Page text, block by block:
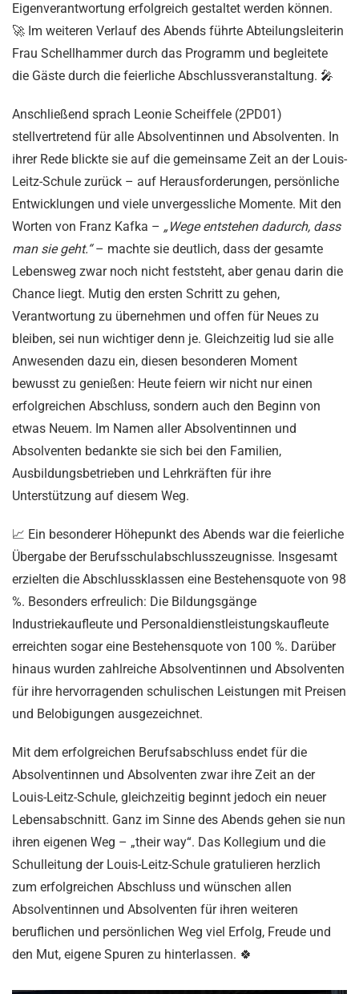
Eigenverantwortung erfolgreich gestaltet werden können.
🚀 Im weiteren Verlauf des Abends führte Abteilungsleiterin
Frau Schellhammerdurch das Programm und begleitete
die Gäste durch die feierliche Abschlussveranstaltung. 🎤
Anschließend sprach Leonie Scheiffele (2PD01)
stellvertretend für alle Absolventinnen und Absolventen. In
ihrer Rede blickte sie auf die gemeinsame Zeit an der Louis-
Leitz-Schule zurück – auf Herausforderungen, persönliche
Entwicklungen und viele unvergessliche Momente. Mit den
Worten von Franz Kafka – „Wege entstehen dadurch, dass
man sie geht.“– machte sie deutlich, dass der gesamte
Lebensweg zwar noch nicht feststeht, aber genau darin die
Chance liegt. Mutig den ersten Schritt zu gehen,
Verantwortung zu übernehmen und offen für Neues zu
bleiben, sei nun wichtiger denn je. Gleichzeitig lud sie alle
Anwesenden dazu ein, diesen besonderen Moment
bewusst zu genießen: Heute feiern wir nicht nur einen
erfolgreichen Abschluss, sondern auch den Beginn von
etwas Neuem. Im Namen aller Absolventinnen und
Absolventen bedankte sie sich bei den Familien,
Ausbildungsbetrieben und Lehrkräften für ihre
Unterstützung auf diesem Weg.
📈 Ein besonderer Höhepunkt des Abends war die feierliche
Übergabe der Berufsschulabschlusszeugnisse. Insgesamt
erzielten die Abschlussklassen eine Bestehensquote von 98
%. Besonders erfreulich: Die Bildungsgänge
Industriekaufleute und Personaldienstleistungskaufleute
erreichten sogar eine Bestehensquote von 100 %. Darüber
hinaus wurden zahlreiche Absolventinnen und Absolventen
für ihre hervorragenden schulischen Leistungen mit Preisen
und Belobigungen ausgezeichnet.
Mit dem erfolgreichen Berufsabschluss endet für die
Absolventinnen und Absolventen zwar ihre Zeit an der
Louis-Leitz-Schule, gleichzeitig beginnt jedoch ein neuer
Lebensabschnitt. Ganz im Sinne des Abends gehen sie nun
ihren eigenen Weg – „their way“. Das Kollegium und die
Schulleitung der Louis-Leitz-Schule gratulieren herzlich
zum erfolgreichen Abschluss und wünschen allen
Absolventinnen und Absolventen für ihren weiteren
beruflichen und persönlichen Weg viel Erfolg, Freude und
den Mut, eigene Spuren zu hinterlassen. 🍀